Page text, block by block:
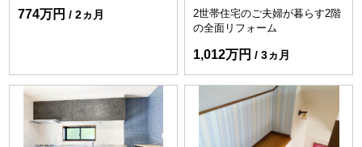
774万円 2ヵ月
2世帯住宅のご夫婦が暮らす2階
の全面リフォーム
1,012万円 3ヵ月